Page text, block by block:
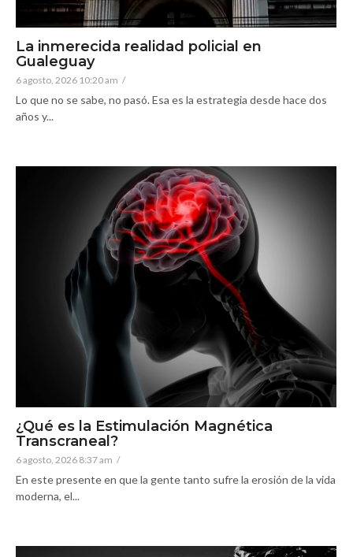
La inmerecida realidad policial en
Gualeguay
6 agosto, 2026 10:20 am /
Lo que no se sabe, no pasó. Esa es la estrategia desde hace dos
años y...
¿Qué es la Estimulación Magnética
Transcraneal?
6 agosto, 2026 8:37 am /
En este presente en que la gente tanto sufre la erosión de la vida
moderna, el...